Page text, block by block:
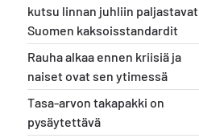
kutsu linnan juhliin paljastavat
Suomen kaksoisstandardit
Rauha alkaa ennen kriisiä ja
naiset ovat sen ytimessä
Tasa-arvon takapakki on
pysäytettävä